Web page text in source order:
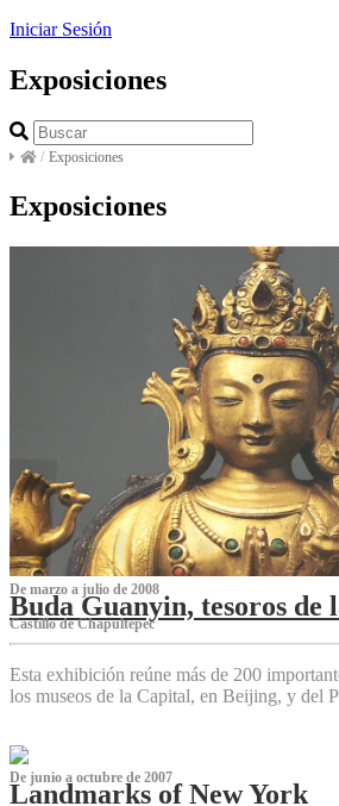
Iniciar Sesión
Exposiciones
/ Exposiciones
Exposiciones
De marzo a julio de 2008
Buda Guanyin, tesoros de
Castillo de Chapultepec
Esta exhibición reúne más de 200
los museos de la Capital, en Beijing, y del
De junio a octubre de 2007
Landmarks of New York